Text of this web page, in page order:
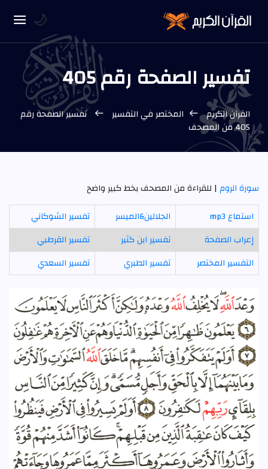
تفسير الصفحة رقم 405
القرآن الكريم المختصر في التفسير
تفسير الصفحة رقم
405 من المصحف
سورة الروم| للقراءة من المصحف بخط كبير واضح
استماع mp3
الجلالين&الميسر
تفسير الشوكاني
إعراب الصفحة
تفسير ابن كثير
تفسير القرطبي
التفسير المختصر
تفسير الطبري تفسير السعدي
🌙